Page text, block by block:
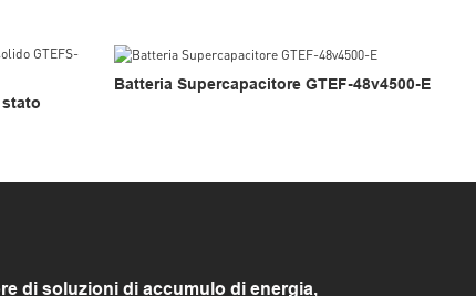
Batteria Supercapacitore GTEF-48v4500-E
di soluzioni di accumulo di energia,